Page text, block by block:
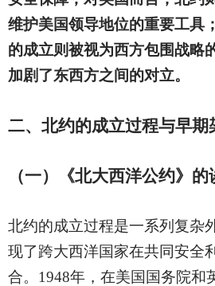
维护美国领导地位的重要工具
的成立则被视为西方包围战略
加剧了东西方之间的对立。
二、北约的成立过程与早期
（一）《北大西洋公约》
北约的成立过程是一系列复杂
现了跨大西洋国家在共同安全
合。1948年，在美国国务院和